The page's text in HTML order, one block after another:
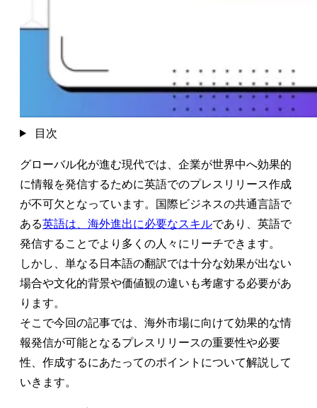
目次
グローバル化が進む現代では、企業が世界中へ効果的
に情報を発信するために英語でのプレスリリース作成
が不可欠となっています。国際ビジネスの共通言語で
ある英語は、海外進出に必要なスキルであり、英語で
発信することでより多くの人々にリーチできます。
しかし、単なる日本語の翻訳では十分な効果が出ない
場合や文化的背景や価値観の違いも考慮する必要があ
ります。
そこで今回の記事では、海外市場に向けて効果的な情
報発信が可能となるプレスリリースの重要性や必要
性、作成するにあたってのポイントについて解説して
いきます。